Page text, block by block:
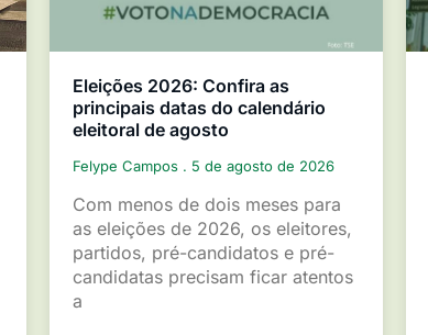
Eleições 2026: Confira as
principais datas do calendário
eleitoral de agosto
Felype Campos 5 de agosto de 2026
Com menos de dois meses para
as eleições de 2026, os eleitores,
partidos, pré-candidatos e pré-
candidatas precisam ficar atentos
a